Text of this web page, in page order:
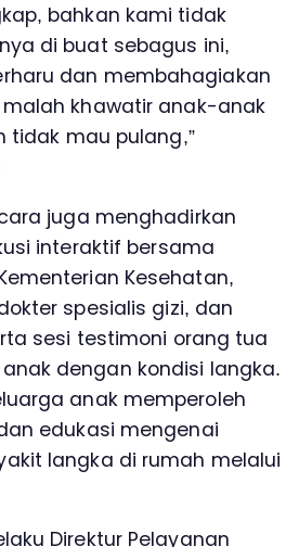
bahkan kami tidak
di buat sebagus ini,
dan membahagiakan
khawatir anak-anak
tidak mau pulang,”
juga menghadirkan
interaktif bersama
Kesehatan,
spesialis gizi, dan
sesi testimoni orang tua
dengan kondisi langka.
anak memperoleh
edukasi mengenai
langka di rumah melalui
Direktur Pelayanan